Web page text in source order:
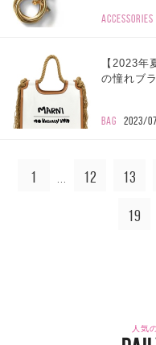
ACCESSORIES
【2023
の憧れブ
BAG 2023/
1 12 13
19
人気